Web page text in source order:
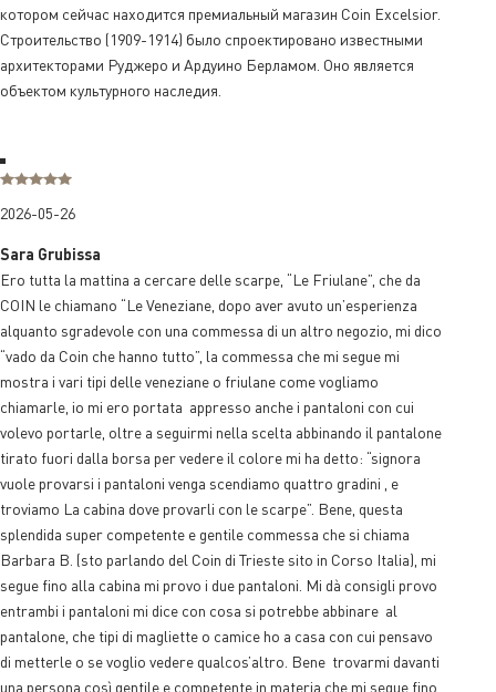
котором сейчас находится премиальный магазин Coin Excelsior.
Строительство (1909-1914) было спроектировано известными
архитекторами Руджеро и Ардуино Берламом. Оно является
объектом культурного наследия.
2026-05-26
Sara Grubissa
Ero tutta la mattina a cercare delle scarpe, “Le Friulane”, che da
COIN le chiamano “Le Veneziane, dopo aver avuto un’esperienza
alquanto sgradevole con una commessa di un altro negozio, mi dico
“vado da Coin che hanno tutto”, la commessa che mi segue mi
mostra i vari tipi delle veneziane o friulane come vogliamo
chiamarle, io mi ero portata appresso anche i pantaloni con cui
volevo portarle, oltre a seguirmi nella scelta abbinando il pantalone
tirato fuori dalla borsa per vedere il colore mi ha detto: “signora
vuole provarsi i pantaloni venga scendiamo quattro gradini , e
troviamo La cabina dove provarli con le scarpe”. Bene, questa
splendida super competente e gentile commessa che si chiama
Barbara B. (sto parlando del Coin di Trieste sito in Corso Italia), mi
segue fino alla cabina mi provo i due pantaloni. Mi dà consigli provo
entrambi i pantaloni mi dice con cosa si potrebbe abbinare al
pantalone, che tipi di magliette o camice ho a casa con cui pensavo
di metterle o se voglio vedere qualcos’altro. Bene trovarmi davanti
una persona così gentile e competente in materia che mi segue fino